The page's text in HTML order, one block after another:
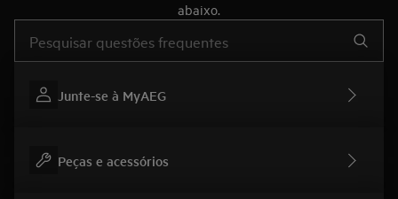
abaixo.
Junte-se à MyAEG
Peças e acessórios